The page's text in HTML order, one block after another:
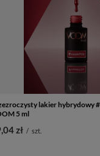
lakier hybrydowy
5 ml
zł / szt.